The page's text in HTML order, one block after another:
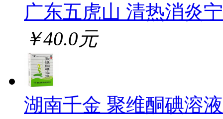
广东五虎山 清热消炎
￥40.0元
湖南千金 聚维酮碘溶液